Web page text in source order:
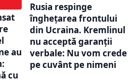
au
cu
Rusia respinge
înghețarea frontului
din Ucraina. Kremlinul
nu acceptă garanții
verbale: Nu vom crede
pe cuvânt pe nimeni